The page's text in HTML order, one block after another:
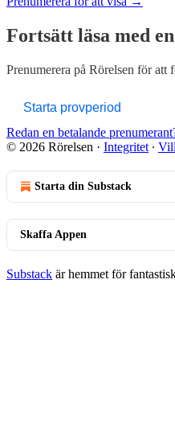
Fortsätt läsa med
Prenumerera på Rörelsen för att
Starta provperiod
Redan en betalande
© 2026 Rörelsen · Integritet ∙
Starta din Substack
Skaffa Appen
Substack är hemmet för